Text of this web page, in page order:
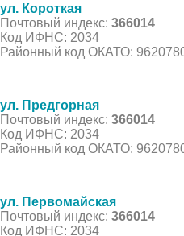
ул. Короткая
Почтовый индекс: 366014
Код ИФНС: 2034
Районный код ОКАТО:
ул. Предгорная
Почтовый индекс: 366014
Код ИФНС: 2034
Районный код ОКАТО:
ул. Первомайская
Почтовый индекс: 366014
Код ИФНС: 2034